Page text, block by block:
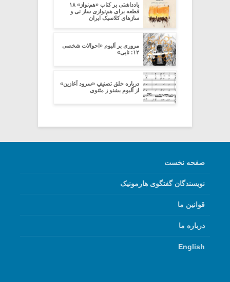
یادداشتی بر کتاب «هم‌نواز» ۱۸
قطعه برای هم‌نوازی ساز نی و
سازهای کلاسیک ایران
مروری بر آلبوم «احوالات شخصی
۱۲: نایی»
درباره خلق تصنیفِ «سرود آغازین»
از آلبوم بشنو ز مثنوی
صفحه نخست
نویسندگان گفتگوی هارمونیک
قوانین ما
درباره ما
English